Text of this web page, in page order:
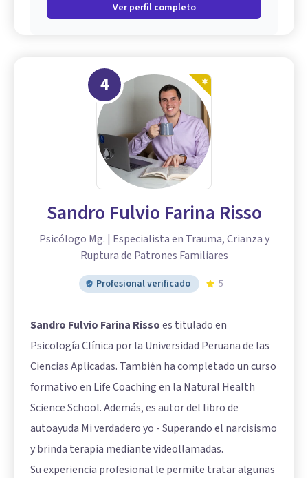
Ver perfil completo
4
Sandro Fulvio Farina Risso
Psicólogo Mg. | Especialista en Trauma, Crianza y
Ruptura de Patrones Familiares
Profesional verificado 5
Sandro Fulvio Farina Rissoes titulado en
Psicología Clínica por la Universidad Peruana de las
Ciencias Aplicadas. También ha completado un curso
formativo en Life Coaching en la Natural Health
Science School. Además, es autor del libro de
autoayuda Mi verdadero yo - Superando el narcisismo
y brinda terapia mediante videollamadas.
Su experiencia profesional le permite tratar algunas